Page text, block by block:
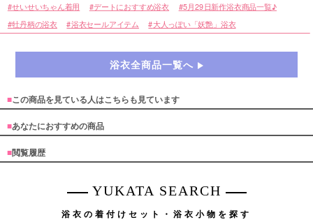
せいせいちゃん着用 デートにおすすめ浴衣 5月29日新作浴衣商品一覧♪
牡丹柄の浴衣 浴衣セールアイテム 大人っぽい「妖艶」浴衣
浴衣全商品一覧へ
■この商品を見ている人はこちらも見ています
■あなたにおすすめの商品
■閲覧履歴
YUKATA SEARCH
浴衣の着付けセット・浴衣小物を探す